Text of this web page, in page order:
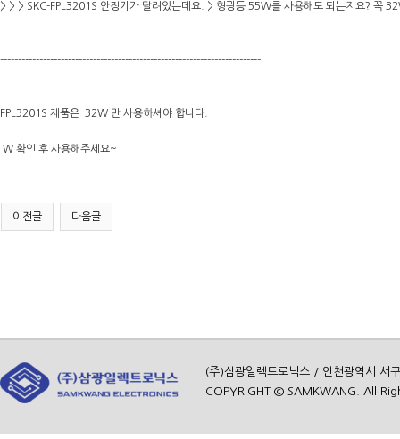
> > > SKC-FPL3201S 안정기가 달려있는데요. > 형광등 55W를 사용해도 되는지요? 꼭
-------------------------------------------------------------------------
FPL3201S 제품은 32W 만 사용하셔야 합니다.
W 확인 후 사용해주세요~
이전글 다음글
(주)삼광일렉트로닉스 / 인천광역시
COPYRIGHT © SAMKWANG. All